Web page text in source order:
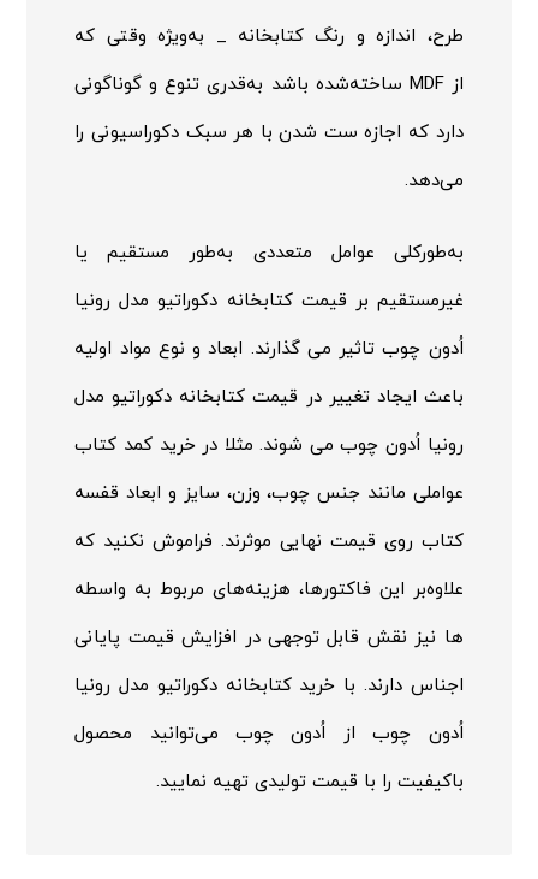
طرح، اندازه و رنگ کتابخانه _ به‌ویژه وقتی که
از MDF ساخته‌شده باشد به‌قدری تنوع و گوناگونی
دارد که اجازه ست شدن با هر سبک دکوراسیونی را
می‌دهد.
به‌طورکلی عوامل متعددی به‌طور مستقیم یا
غیرمستقیم بر قیمت کتابخانه دکوراتیو مدل رونیا
اُدون چوب تاثیر می گذارند. ابعاد و نوع مواد اولیه
باعث ایجاد تغییر در قیمت کتابخانه دکوراتیو مدل
رونیا اُدون چوب می شوند. مثلا در خرید کمد کتاب
عواملی مانند جنس چوب، وزن، سایز و ابعاد قفسه
کتاب روی قیمت نهایی موثرند. فراموش نکنید که
علاوه‌بر این فاکتورها، هزینه‌های مربوط به واسطه
ها نیز نقش قابل توجهی در افزایش قیمت پایانی
اجناس دارند. با خرید کتابخانه دکوراتیو مدل رونیا
اُدون چوب از اُدون چوب می‌توانید محصول
باکیفیت را با قیمت تولیدی تهیه نمایید.